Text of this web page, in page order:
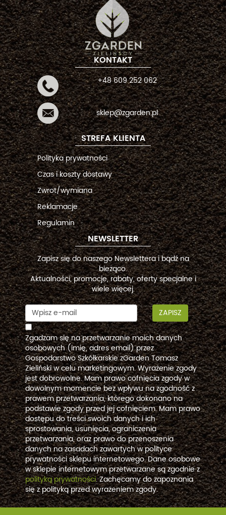
KONTAKT
+48 609 252 062
sklep@zgarden.pl
STREFA KLIENTA
Polityka prywatności
Czas i koszty dostawy
Zwrot/wymiana
Reklamacje
Regulamin
NEWSLETTER
Zapisz się do naszego Newslettera i bądź na
bieżąco.
Aktualności, promocje, rabaty, oferty specjalne i
wiele więcej.
ZAPISZ
Zgadzam się na przetwarzanie moich danych
osobowych (imię, adres email) przez
Gospodarstwo Szkółkarskie zGarden Tomasz
Zieliński w celu marketingowym. Wyrażenie zgody
jest dobrowolne. Mam prawo cofnięcia zgody w
dowolnym momencie bez wpływu na zgodność z
prawem przetwarzania, którego dokonano na
podstawie zgody przed jej cofnięciem. Mam prawo
dostępu do treści swoich danych i ich
sprostowania, usunięcia, ograniczenia
przetwarzania, oraz prawo do przenoszenia
danych na zasadach zawartych w polityce
prywatności sklepu internetowego. Dane osobowe
w sklepie internetowym przetwarzane są zgodnie z
polityką prywatności. Zachęcamy do zapoznania
się z polityką przed wyrażeniem zgody.